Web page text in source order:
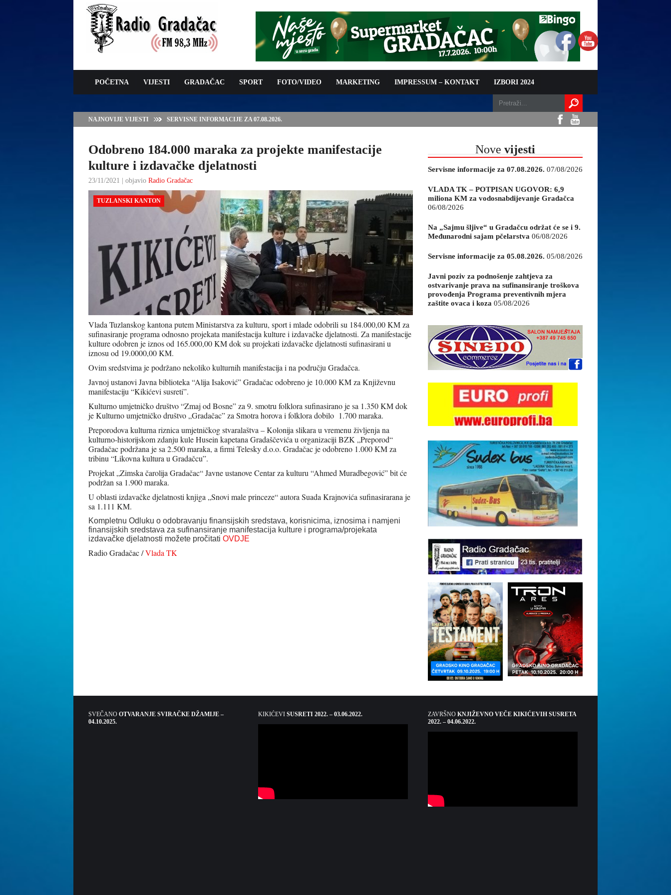
POČETNA VIJESTI GRADAČAC SPORT FOTO/VIDEO MARKETING IMPRESSUM – KONTAKT IZBORI 2024
NAJNOVIJE VIJESTI SERVISNE INFORMACIJE ZA 07.08.2026.
Odobreno 184.000 maraka za projekte manifestacije
kulture i izdavačke djelatnosti
23/11/2021 | objavio Radio Gradačac
TUZLANSKI KANTON
Vlada Tuzlanskog kantona putem Ministarstva za kulturu, sport i mlade odobrili su 184.000,00 KM za
sufinasiranje programa odnosno projekata manifestacija kulture i izdavačke djelatnosti. Za manifestacije
kulture odobren je iznos od 165.000,00 KM dok su projekati izdavačke djelatnosti sufinasirani u
iznosu od 19.0000,00 KM.
Ovim sredstvima je podržano nekoliko kulturnih manifestacija i na području Gradačca.
Javnoj ustanovi Javna biblioteka “Alija Isaković” Gradačac odobreno je 10.000 KM za Književnu
manifestaciju “Kikićevi susreti”.
Kulturno umjetničko društvo “Zmaj od Bosne” za 9. smotru folklora sufinasirano je sa 1.350 KM dok
je Kulturno umjetničko društvo „Gradačac” za Smotra horova i folklora dobilo 1.700 maraka.
Preporodova kulturna riznica umjetničkog stvaralaštva – Kolonija slikara u vremenu življenja na
kulturno-historijskom zdanju kule Husein kapetana Gradaščevića u organizaciji BZK „Preporod“
Gradačac podržana je sa 2.500 maraka, a firmi Telesky d.o.o. Gradačac je odobreno 1.000 KM za
tribinu “Likovna kultura u Gradačcu”.
Projekat „Zimska čarolija Gradačac“ Javne ustanove Centar za kulturu “Ahmed Muradbegović” bit će
podržan sa 1.900 maraka.
U oblasti izdavačke djelatnosti knjiga „Snovi male princeze“ autora Suada Krajnovića sufinasirarana je
sa 1.111 KM.
Kompletnu Odluku o odobravanju finansijskih sredstava, korisnicima, iznosima i namjeni
finansijskih sredstava za sufinansiranje manifestacija kulture i programa/projekata
izdavačke djelatnosti možete pročitati OVDJE
Radio Gradačac /Vlada TK
Nove vijesti
Servisne informacije za 07.08.2026. 07/08/2026
VLADA TK – POTPISAN UGOVOR: 6,9
miliona KM za vodosnabdijevanje Gradačca
06/08/2026
Na „Sajmu šljive“ u Gradačcu održat će se i 9.
Međunarodni sajam pčelarstva 06/08/2026
Servisne informacije za 05.08.2026. 05/08/2026
Javni poziv za podnošenje zahtjeva za
ostvarivanje prava na sufinansiranje troškova
provođenja Programa preventivnih mjera
zaštite ovaca i koza 05/08/2026
SVEČANO OTVARANJE SVIRAČKE DŽAMIJE –
04.10.2025.
KIKIĆEVI SUSRETI 2022. – 03.06.2022. ZAVRŠNO KNJIŽEVNO VEČE KIKIĆEVIH SUSRETA
2022. – 04.06.2022.